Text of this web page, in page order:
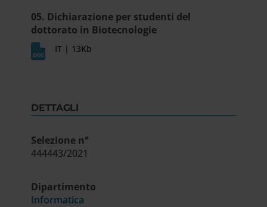
05. Dichiarazione per studenti del
dottorato in Biotecnologie
IT | 13Kb
DETTAGLI
Selezione n°
444443/2021
Dipartimento
Informatica